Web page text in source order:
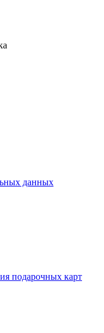
данных
подарочных карт